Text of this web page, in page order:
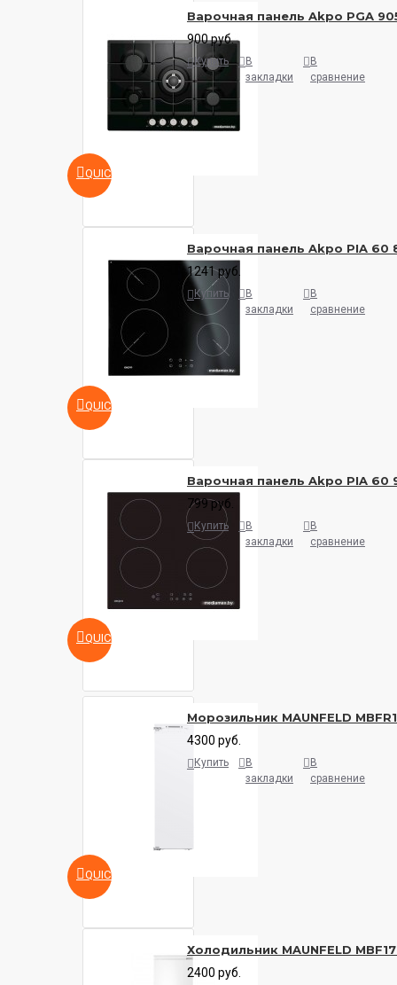
QUICKVIEW
Варочная панель Akpo PGA
900 руб.
Купить
В
закладки
В
сравнение
QUICKVIEW
Варочная панель Akpo PIA 60
1241 руб.
Купить
В
закладки
В
сравнение
QUICKVIEW
Варочная панель Akpo PIA 60
799 руб.
Купить
В
закладки
В
сравнение
QUICKVIEW
Морозильник MAUNFELD
4300 руб.
Купить
В
закладки
В
сравнение
Холодильник MAUNFELD
2400 руб.